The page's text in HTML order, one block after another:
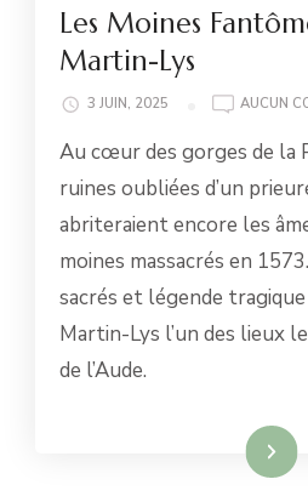
Les Moines
Martin-Lys
3 JUIN, 2025 AUCUN
Au cœur des gorges de la
ruines oubliées d’un
abriteraient encore les
moines massacrés en
sacrés et légende
Martin-Lys l’un des lieux
de l’Aude.
Lire la suite